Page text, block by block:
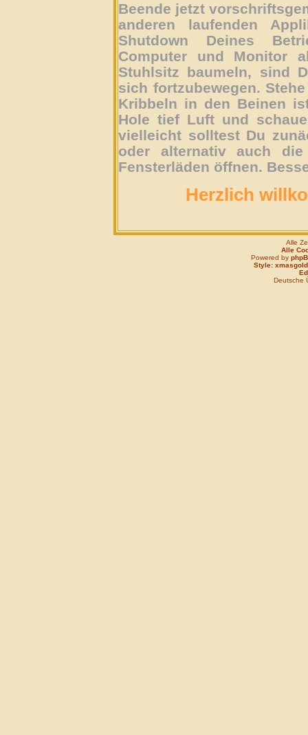
Beende jetzt
anderen laufenden
Shutdown Deines
Computer und Monitor
Stuhlsitz baumeln, sind
sich fortzubewegen.
Kribbeln in den Beinen
Hole tief Luft und
vielleicht solltest Du
oder alternativ auch
Fensterläden öffnen.
Herzlich
Alle
Alle
Powered by
Style: xmasgold
Deutsche